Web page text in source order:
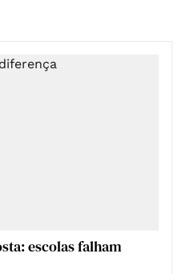
escolas falham